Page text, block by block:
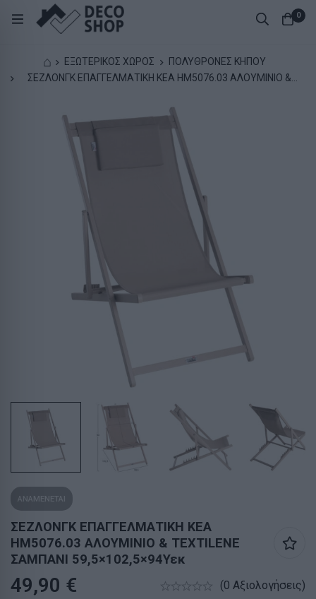
0
⌂ ΕΞΩΤΕΡΙΚΟΣ ΧΩΡΟΣ
ΠΟΛΥΘΡΟΝΕΣ ΚΗΠΟΥ
ΣΕΖΛΟΝΓΚ ΕΠΑΓΓΕΛΜΑΤΙΚΗ KEA HM5076.03 ΑΛΟΥΜΙΝΙΟ &
ΑΝΑΜΕΝΕΤΑΙ
ΣΕΖΛΟΝΓΚ ΕΠΑΓΓΕΛΜΑΤΙΚΗ KEA
HM5076.03 ΑΛΟΥΜΙΝΙΟ & TEXTILENE
ΣΑΜΠΑΝΙ 59,5×102,5×94Υεκ
49,90 € (0 Αξιολογήσεις)